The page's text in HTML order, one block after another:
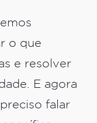
o que
e resolver
E agora
falar